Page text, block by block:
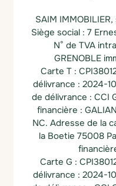
SAIM
Siège social : 7
N° de TVA
GRENOBLE
Carte T :
délivrance : 2024-
de délivrance : CCI
financière :
NC. Adresse de la
la Boetie 75008
Carte G :
délivrance : 2024-